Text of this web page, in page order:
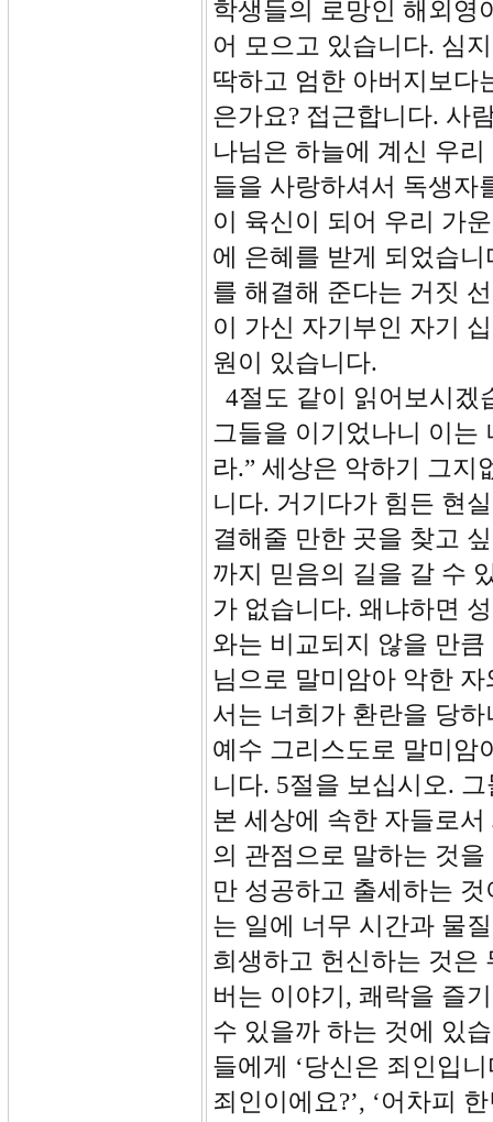
학생들의 로망인 해외영
어 모으고 있습니다. 심
딱하고 엄한 아버지보다
은가요? 접근합니다. 사
나님은 하늘에 계신 우
들을 사랑하셔서 독생자
이 육신이 되어 우리 가
에 은혜를 받게 되었습
를 해결해 준다는 거짓
이 가신 자기부인 자기
원이 있습니다.
4절도 같이 읽어보시겠
그들을 이기었나니 이는
라.” 세상은 악하기 그지
니다. 거기다가 힘든 현
결해줄 만한 곳을 찾고
까지 믿음의 길을 갈 수
가 없습니다. 왜냐하면
와는 비교되지 않을 만
님으로 말미암아 악한
서는 너희가 환란을 당
예수 그리스도로 말미암
니다. 5절을 보십시오.
본 세상에 속한 자들로
의 관점으로 말하는 것
만 성공하고 출세하는
는 일에 너무 시간과 물
희생하고 헌신하는 것은
버는 이야기, 쾌락을 즐
수 있을까 하는 것에 있
들에게 ‘당신은 죄인입
죄인이에요?’, ‘어차피